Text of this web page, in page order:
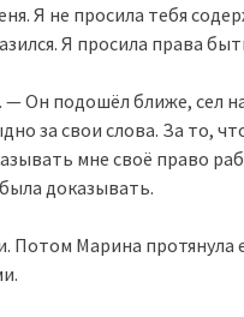
Я не просила тебя
Я просила права
— Он подошёл ближе, сел
за свои слова. За то,
мне своё право
доказывать.
Потом Марина протянула